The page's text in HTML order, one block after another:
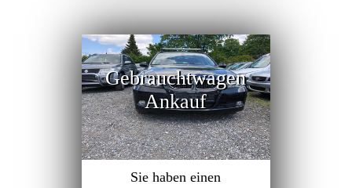
Gebrauchtwagen
Ankauf
Sie haben einen